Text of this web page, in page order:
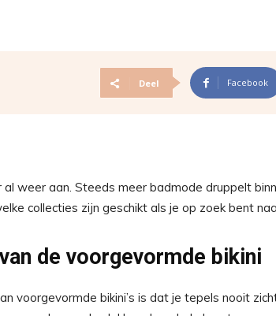
Deel Facebook
weer aan. Steeds meer badmode druppelt
collecties zijn geschikt als je op zoek bent
de voorgevormde bikini
voorgevormde bikini’s is dat je tepels nooit